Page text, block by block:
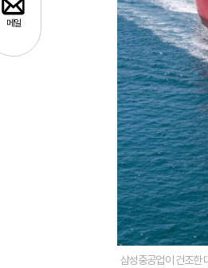
메일
삼성중공업이 건조한